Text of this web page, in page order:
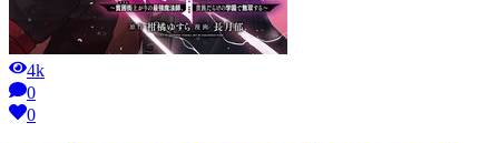
4k
0
0